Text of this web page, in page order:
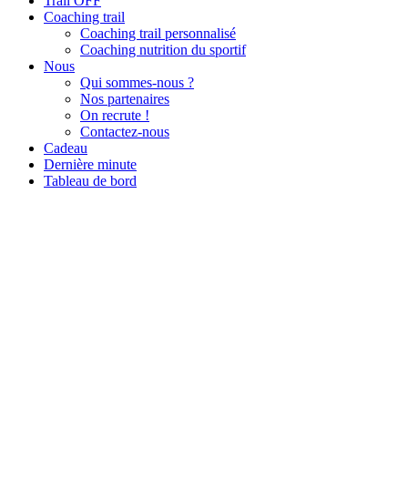
Coaching trail
Coaching trail personnalisé
Coaching nutrition du sportif
Nous
Qui sommes-nous ?
Nos partenaires
On recrute !
Contactez-nous
Cadeau
Dernière minute
Tableau de bord